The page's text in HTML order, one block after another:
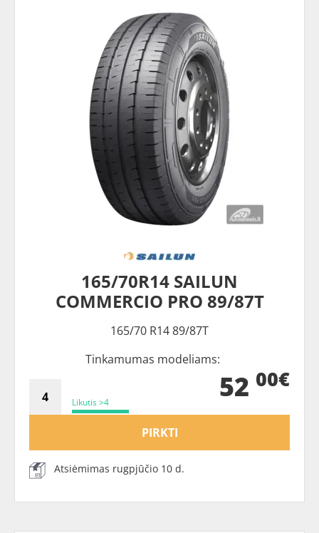
165/70R14 SAILUN
COMMERCIO PRO 89/87T
165/70 R14 89/87T
Tinkamumas modeliams:
Likutis >4 52 00€
PIRKTI
Atsiėmimas rugpjūčio 10 d.